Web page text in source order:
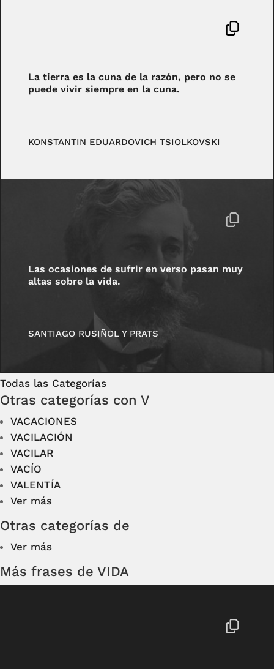
La tierra es la cuna de la razón, pero no se
puede vivir siempre en la cuna.
KONSTANTIN EDUARDOVICH TSIOLKOVSKI
Las ocasiones de sufrir en verso pasan muy
altas sobre la vida.
SANTIAGO RUSIÑOL Y PRATS
Todas las Categorías
Otras categorías con V
VACACIONES
VACILACIÓN
VACILAR
VACÍO
VALENTÍA
Ver más
Otras categorías de
Ver más
Más frases de VIDA